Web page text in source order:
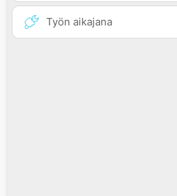
Työn aikajana